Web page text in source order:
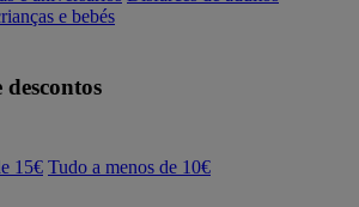
e bebés
descontos
15€ Tudo a menos de 10€